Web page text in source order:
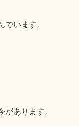
います。
あります。